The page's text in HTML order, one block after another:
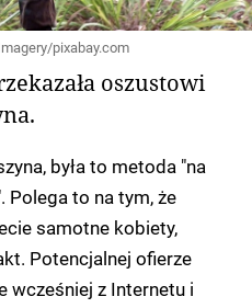
pixabay.com
oszustowi
była to metoda "na
Polega to na tym, że
samotne kobiety,
Potencjalnej ofierze
wcześniej z Internetu i